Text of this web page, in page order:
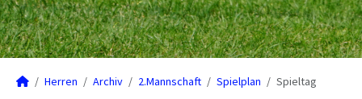
Herren Archiv 2.Mannschaft Spielplan Spieltag